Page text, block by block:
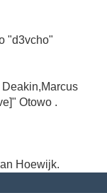
"d3vcho"
Otowo .
Hoewijk.